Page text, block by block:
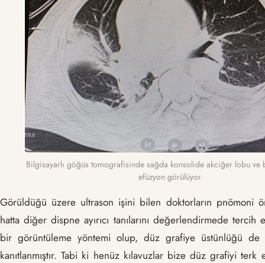
Bilgisayarlı göğüs tomografisinde sağda konsolide akciğer lobu ve
efüzyon görülüyor.
Görüldüğü üzere ultrason işini bilen doktorların pnömoni
hatta diğer dispne ayırıcı tanılarını değerlendirmede
bir görüntüleme yöntemi olup, düz grafiye üstünlüğü de
kanıtlanmıştır. Tabi ki henüz kılavuzlar bize düz grafiyi terk